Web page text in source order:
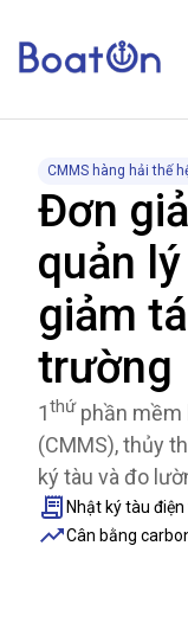
CMMS hàng hải thế
Đơn
quản
giảm
trường
1thứ phần mềm
(CMMS), thủy
ký tàu và đo
Nhật ký tàu
Cân bằng